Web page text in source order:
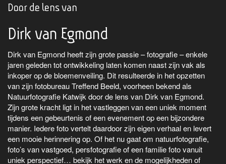
Door de lens van
Dirk van Egmond
Dirk van Egmond heeft zijn grote passie – fotografie – enkele
jaren geleden tot ontwikkeling laten komen naast zijn vak als
inkoper op de bloemenveiling. Dit resulteerde in het opzetten
van zijn fotobureau Treffend Beeld, voorheen bekend als
Natuurfotografie Katwijk door de lens van Dirk van Egmond.
Zijn grote kracht ligt in het vastleggen van een uniek moment
tijdens een gebeurtenis of een evenement op een bijzondere
manier. Iedere foto vertelt daardoor zijn eigen verhaal en levert
een mooie herinnering op. Of het nu gaat om natuurfotografie,
foto’s van vastgoed, persfotografie of een familie foto vanuit
uniek perspectief… bekijk het werk en de mogelijkheden of